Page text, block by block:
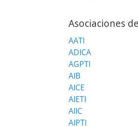
Asociaciones
AATI
ADICA
AGPTI
AIB
AICE
AIETI
AIIC
AIPTI